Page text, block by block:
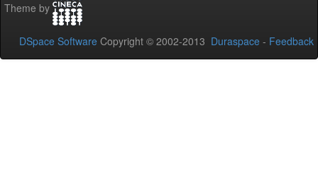
Theme by
DSpace Software Copyright © 2002-2013 Duraspace - Feedback